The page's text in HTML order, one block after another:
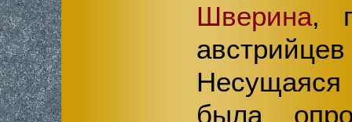
Шверина,
была